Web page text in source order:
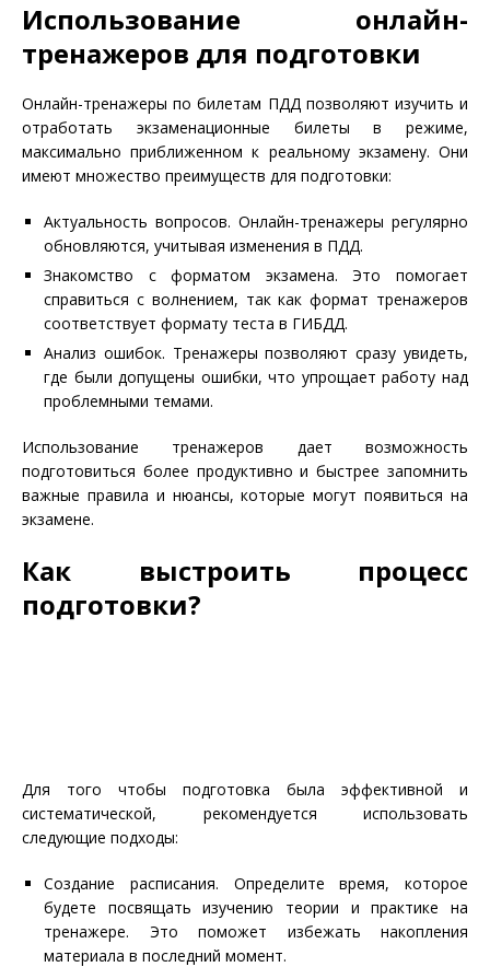
Использование онлайн-
тренажеров для подготовки
Онлайн-тренажеры по билетам ПДД позволяют изучить и
отработать экзаменационные билеты в режиме,
максимально приближенном к реальному экзамену. Они
имеют множество преимуществ для подготовки:
Актуальность вопросов. Онлайн-тренажеры регулярно
обновляются, учитывая изменения в ПДД.
Знакомство с форматом экзамена. Это помогает
справиться с волнением, так как формат тренажеров
соответствует формату теста в ГИБДД.
Анализ ошибок. Тренажеры позволяют сразу увидеть,
где были допущены ошибки, что упрощает работу над
проблемными темами.
Использование тренажеров дает возможность
подготовиться более продуктивно и быстрее запомнить
важные правила и нюансы, которые могут появиться на
экзамене.
Как выстроить процесс
подготовки?
Для того чтобы подготовка была эффективной и
систематической, рекомендуется использовать
следующие подходы:
Создание расписания. Определите время, которое
будете посвящать изучению теории и практике на
тренажере. Это поможет избежать накопления
материала в последний момент.